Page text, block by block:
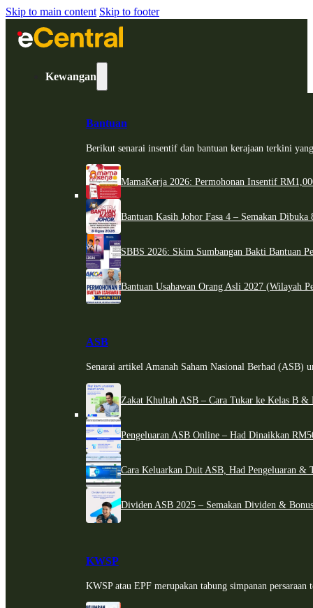
Skip to main content Skip to footer
Kewangan
Bantuan
Berikut senarai insentif dan bantuan kerajaan terkini
MamaKerja 2026: Permohonan Insentif
Bantuan Kasih Johor Fasa 4 – Semakan
SBBS 2026: Skim Sumbangan Bakti Bantuan
Bantuan Usahawan Orang Asli 2027 (Wilayah
ASB
Senarai artikel Amanah Saham Nasional Berhad (ASB)
Zakat Khultah ASB – Cara Tukar ke Kelas B &
Pengeluaran ASB Online – Had Dinaikkan
Cara Keluarkan Duit ASB, Had Pengeluaran &
Dividen ASB 2025 – Semakan Dividen &
KWSP
KWSP atau EPF merupakan tabung simpanan persaraan